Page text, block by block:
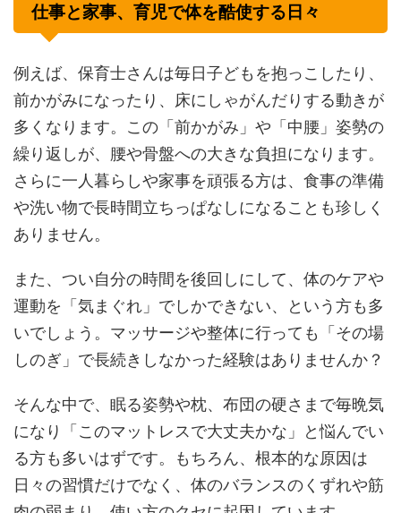
仕事と家事、育児で体を酷使する日々
例えば、保育士さんは毎日子どもを抱っこしたり、
前かがみになったり、床にしゃがんだりする動きが
多くなります。この「前かがみ」や「中腰」姿勢の
繰り返しが、腰や骨盤への大きな負担になります。
さらに一人暮らしや家事を頑張る方は、食事の準備
や洗い物で長時間立ちっぱなしになることも珍しく
ありません。
また、つい自分の時間を後回しにして、体のケアや
運動を「気まぐれ」でしかできない、という方も多
いでしょう。マッサージや整体に行っても「その場
しのぎ」で長続きしなかった経験はありませんか？
そんな中で、眠る姿勢や枕、布団の硬さまで毎晩気
になり「このマットレスで大丈夫かな」と悩んでい
る方も多いはずです。もちろん、根本的な原因は
日々の習慣だけでなく、体のバランスのくずれや筋